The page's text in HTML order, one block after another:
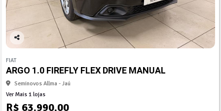
Co
arti
lhe
FIAT
ARGO 1.0 FIREFLY FLEX DRIVE MANUAL
Seminovos Allma - Jaú
Ver Mais 1 lojas
R$ 63.990,00